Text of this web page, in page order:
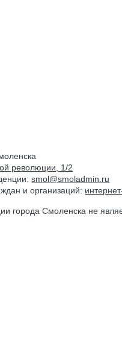
революции, 1/2
smol@smoladmin.ru
и организаций:
города Смоленска не